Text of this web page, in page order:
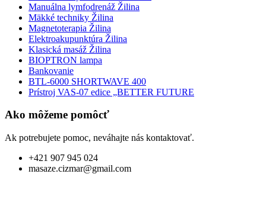
Manuálna lymfodrenáž Žilina
Mäkké techniky Žilina
Magnetoterapia Žilina
Elektroakupunktúra Žilina
Klasická masáž Žilina
BIOPTRON lampa
Bankovanie
BTL-6000 SHORTWAVE 400
Prístroj VAS-07 edice „BETTER FUTURE
Ako môžeme pomôcť
Ak potrebujete pomoc, neváhajte nás kontaktovať.
+421 907 945 024
masaze.cizmar@gmail.com